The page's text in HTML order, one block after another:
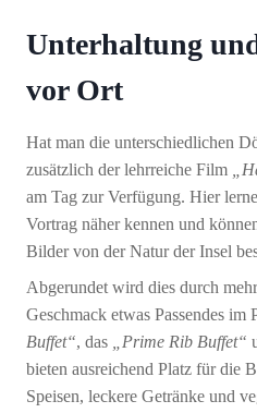
Unterhaltung
vor Ort
Hat man die unterschiedlichen
zusätzlich der lehrreiche Film
am Tag zur Verfügung. Hier
Vortrag näher kennen und
Bilder von der Natur der Insel
Abgerundet wird dies durch
Geschmack etwas Passendes im
Buffet“, das „Prime Rib Buffet“
bieten ausreichend Platz für die
Speisen, leckere Getränke und